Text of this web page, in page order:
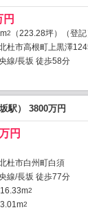
2
（223.28坪）（登記
杜市高根町上黒澤
線/長坂 徒歩58分
駅） 3800万円
円
杜市白州町白須
線/長坂 徒歩77分
2
2